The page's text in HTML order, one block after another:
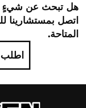
هل تبحث عن شيءٍ
اتصل بمستشارينا
المتاحة.